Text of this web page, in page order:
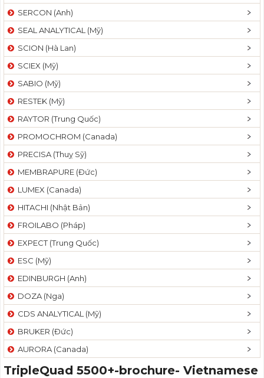
SERCON (Anh)
SEAL ANALYTICAL (Mỹ)
SCION (Hà Lan)
SCIEX (Mỹ)
SABIO (Mỹ)
RESTEK (Mỹ)
RAYTOR (Trung Quốc)
PROMOCHROM (Canada)
PRECISA (Thuỵ Sỹ)
MEMBRAPURE (Đức)
LUMEX (Canada)
HITACHI (Nhật Bản)
FROILABO (Pháp)
EXPECT (Trung Quốc)
ESC (Mỹ)
EDINBURGH (Anh)
DOZA (Nga)
CDS ANALYTICAL (Mỹ)
BRUKER (Đức)
AURORA (Canada)
TripleQuad 5500+-brochure- Vietnamese